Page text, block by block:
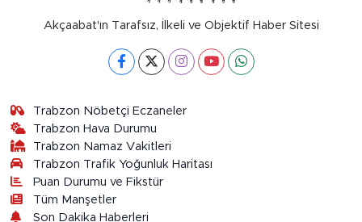
Akçaabat'ın Tarafsız, İlkeli ve Objektif Haber Sitesi
Trabzon Nöbetçi Eczaneler
Trabzon Hava Durumu
Trabzon Namaz Vakitleri
Trabzon Trafik Yoğunluk Haritası
Puan Durumu ve Fikstür
Tüm Manşetler
Son Dakika Haberleri